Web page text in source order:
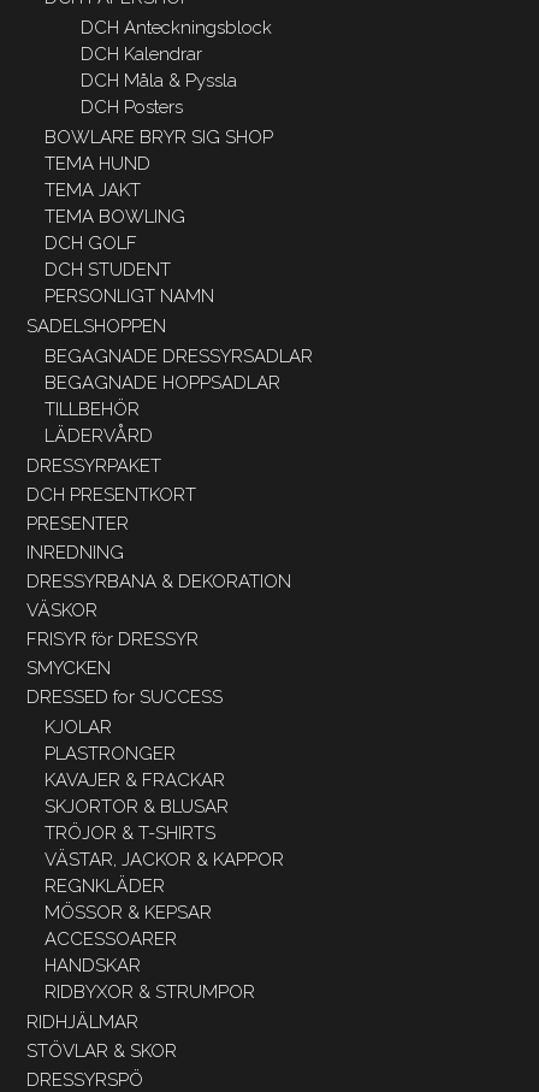
DCH Anteckningsblock
DCH Kalendrar
DCH Måla & Pyssla
DCH Posters
BOWLARE BRYR SIG SHOP
TEMA HUND
TEMA JAKT
TEMA BOWLING
DCH GOLF
DCH STUDENT
PERSONLIGT NAMN
SADELSHOPPEN
BEGAGNADE DRESSYRSADLAR
BEGAGNADE HOPPSADLAR
TILLBEHÖR
LÄDERVÅRD
DRESSYRPAKET
DCH PRESENTKORT
PRESENTER
INREDNING
DRESSYRBANA & DEKORATION
VÄSKOR
FRISYR för DRESSYR
SMYCKEN
DRESSED for SUCCESS
KJOLAR
PLASTRONGER
KAVAJER & FRACKAR
SKJORTOR & BLUSAR
TRÖJOR & T-SHIRTS
VÄSTAR, JACKOR & KAPPOR
REGNKLÄDER
MÖSSOR & KEPSAR
ACCESSOARER
HANDSKAR
RIDBYXOR & STRUMPOR
RIDHJÄLMAR
STÖVLAR & SKOR
DRESSYRSPÖ